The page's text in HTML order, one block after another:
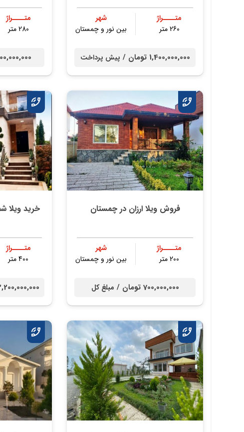
متــــراژ
260 متر
شهر
بین نور و چمستان
1,400,000,000 تومان / پیش پرداخت
متــــراژ
280 متر
3,200,000,000
فروش ویلا ارزان در چمستان
متــــراژ
200 متر
شهر
بین نور و چمستان
700,000,000 تومان / مبلغ کل
خرید ویلا
متــــراژ
400 متر
2,200,000,000